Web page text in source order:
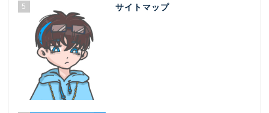
5 サイトマップ